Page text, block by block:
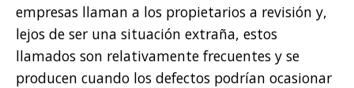
empresas llaman a los propietarios a revisión y,
lejos de ser una situación extraña, estos
llamados son relativamente frecuentes y se
producen cuando los defectos podrían ocasionar